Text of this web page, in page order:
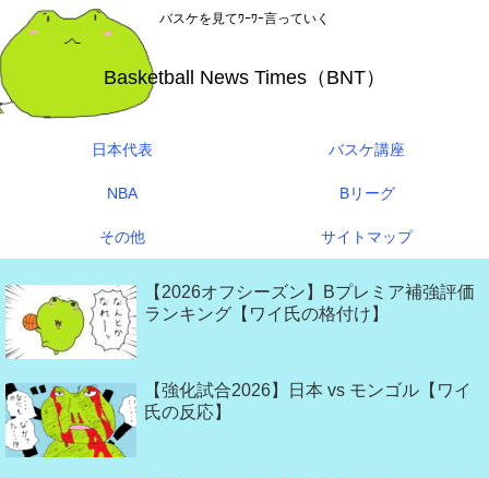
バスケを見てﾜｰﾜｰ言っていく
Basketball News Times（BNT）
日本代表 バスケ講座
NBA Bリーグ
その他 サイトマップ
【2026オフシーズン】Bプレミア補強評価
ランキング【ワイ氏の格付け】
【強化試合2026】日本 vs モンゴル【ワイ
氏の反応】